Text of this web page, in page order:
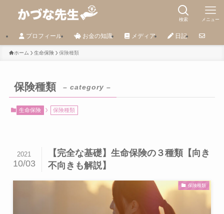
検索 メニュー
プロフィール お金の知識 メディア 日記
ホーム 生命保険 保険種類
保険種類 – category –
生命保険 保険種類
【完全な基礎】生命保険の３種類【向き
不向きも解説】
2021
10/03
保険種類